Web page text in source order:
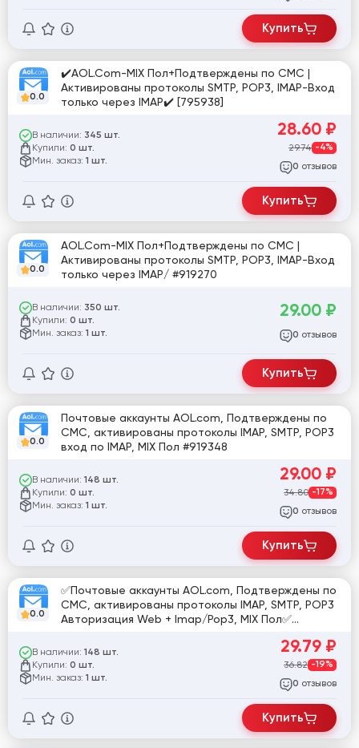
Купить
0.0
✔️AOL.Com-MIX Пол+Подтверждены по СМС |
Активированы протоколы SMTP, POP3, IMAP-Вход
только через IMAP✔️ [795938]
В наличии: 345 шт.
Купили: 0 шт.
Мин. заказ: 1 шт.
28.60 ₽
29.74 -4%
0 отзывов
Купить
0.0
AOL.Com-MIX Пол+Подтверждены по СМС |
Активированы протоколы SMTP, POP3, IMAP-Вход
только через IMAP/ #919270
В наличии: 350 шт.
Купили: 0 шт.
Мин. заказ: 1 шт.
29.00 ₽
0 отзывов
Купить
0.0
Почтовые аккаунты AOL.com, Подтверждены по
СМС, активированы протоколы IMAP, SMTP, POP3
вход по IMAP, MIX Пол #919348
В наличии: 148 шт.
Купили: 0 шт.
Мин. заказ: 1 шт.
29.00 ₽
34.80 -17%
0 отзывов
Купить
0.0
✅Почтовые аккаунты AOL.com, Подтверждены по
СМС, активированы протоколы IMAP, SMTP, POP3
Авторизация Web + Imap/Pop3, MIX Пол✅
В наличии: 148 шт.
Купили: 0 шт.
Мин. заказ: 1 шт.
29.79 ₽
36.82 -19%
0 отзывов
Купить